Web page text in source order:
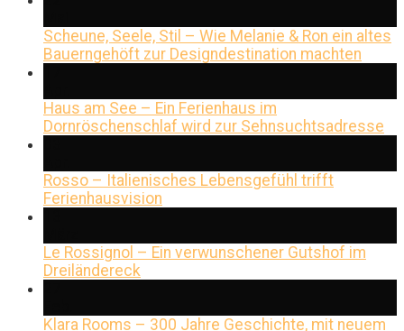
Scheune, Seele, Stil – Wie Melanie & Ron ein altes
Bauerngehöft zur Designdestination machten
Haus am See – Ein Ferienhaus im
Dornröschenschlaf wird zur Sehnsuchtsadresse
Rosso – Italienisches Lebensgefühl trifft
Ferienhausvision
Le Rossignol – Ein verwunschener Gutshof im
Dreiländereck
Klara Rooms – 300 Jahre Geschichte, mit neuem